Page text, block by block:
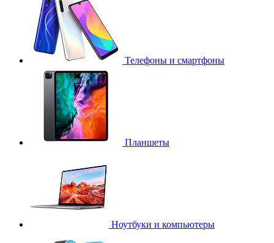
Телефоны и смартфоны
Планшеты
Ноутбуки и компьютеры